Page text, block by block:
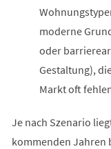
moderne
oder
Gestaltung),
Markt oft
Je nach Szenario
kommenden Jahren